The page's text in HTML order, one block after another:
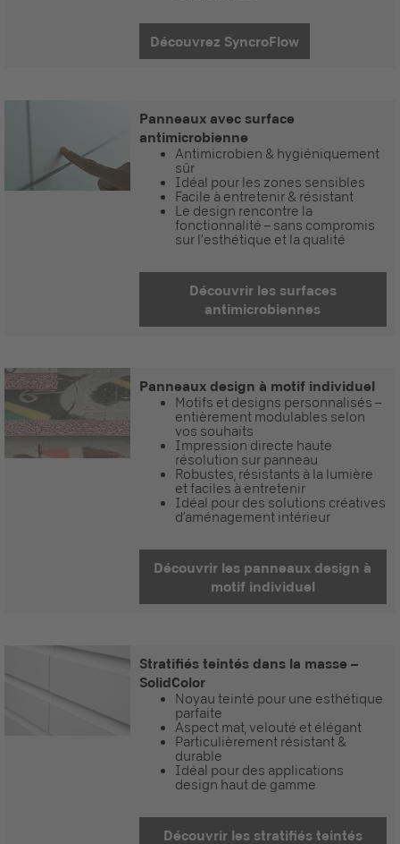
Découvrez SyncroFlow
Panneaux avec surface
antimicrobienne
Antimicrobien & hygiéniquement
sûr
Idéal pour les zones sensibles
Facile à entretenir & résistant
Le design rencontre la
fonctionnalité – sans compromis
sur l’esthétique et la qualité
Découvrir les surfaces
antimicrobiennes
Panneaux design à motif individuel
Motifs et designs personnalisés –
entièrement modulables selon
vos souhaits
Impression directe haute
résolution sur panneau
Robustes, résistants à la lumière
et faciles à entretenir
Idéal pour des solutions créatives
d’aménagement intérieur
Découvrir les panneaux design à
motif individuel
Stratifiés teintés dans la masse –
SolidColor
Noyau teinté pour une esthétique
parfaite
Aspect mat, velouté et élégant
Particulièrement résistant &
durable
Idéal pour des applications
design haut de gamme
Découvrir les stratifiés teintés